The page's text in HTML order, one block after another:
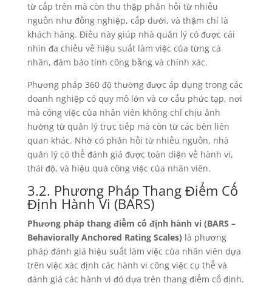
từ cấp trên mà còn thu thập phản hồi từ nhiều
nguồn như đồng nghiệp, cấp dưới, và thậm chí là
khách hàng. Điều này giúp nhà quản lý có được cái
nhìn đa chiều về hiệu suất làm việc của từng cá
nhân, đảm bảo tính công bằng và chính xác.
Phương pháp 360 độ thường được áp dụng trong các
doanh nghiệp có quy mô lớn và cơ cấu phức tạp, nơi
mà công việc của nhân viên không chỉ chịu ảnh
hưởng từ quản lý trực tiếp mà còn từ các bên liên
quan khác. Nhờ có phản hồi từ nhiều nguồn, nhà
quản lý có thể đánh giá được toàn diện về hành vi,
thái độ, và hiệu quả công việc của nhân viên.
3.2. Phương Pháp Thang Điểm Cố
Định Hành Vi (BARS)
Phương pháp thang điểm cố định hành vi (BARS –
Behaviorally Anchored Rating Scales) là phương
pháp đánh giá hiệu suất làm việc của nhân viên dựa
trên việc xác định các hành vi công việc cụ thể và
đánh giá các hành vi đó dựa trên thang điểm cố định.